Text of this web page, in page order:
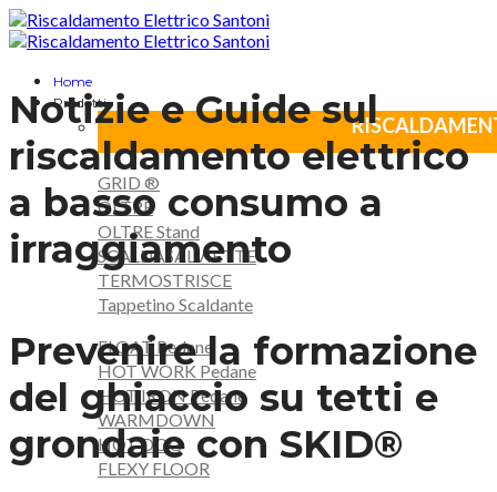
Home
Prodotti
GRID ®
OLTRE
OLTRE Stand
SCALDASALVIETTE
TERMOSTRISCE
Tappetino Scaldante
FLOAT Pedane
HOT WORK Pedane
HOT IRON Pedane
WARMDOWN
HOT DOG
FLEXY FLOOR
Notizie e Guide sul
riscaldamento elettrico
a basso consumo a
irraggiamento
Prevenire la formazione
del ghiaccio su tetti e
grondaie con SKID®